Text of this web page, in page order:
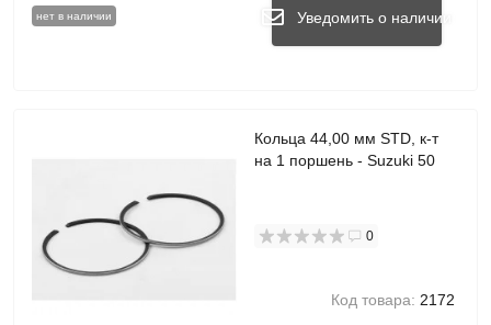
нет в наличии Уведомить о наличии
Кольца 44,00 мм STD, к-т
на 1 поршень - Suzuki 50
0
Код товара: 2172